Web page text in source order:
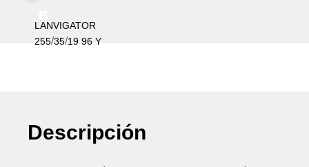
LANVIGATOR
255/35/19 96 Y
Descripción